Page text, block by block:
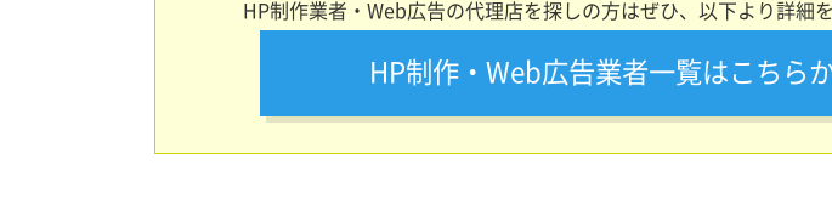
HP制作業者・Web広告の代理店を探しの方はぜひ、以下より詳細
HP制作・Web広告業者一覧はこちら